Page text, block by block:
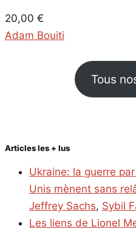
20,00 €
Adam Bouiti
Tous
Articles les + lus
Ukraine: la guerre
Unis mènent sans
Jeffrey Sachs, Sybil
Les liens de Lionel